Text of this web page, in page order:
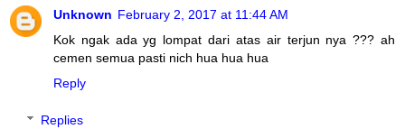
Unknown February 2, 2017 at 11:44 AM
Kok ngak ada yg lompat dari atas air terjun nya ??? ah
cemen semua pasti nich hua hua hua
Reply
Replies